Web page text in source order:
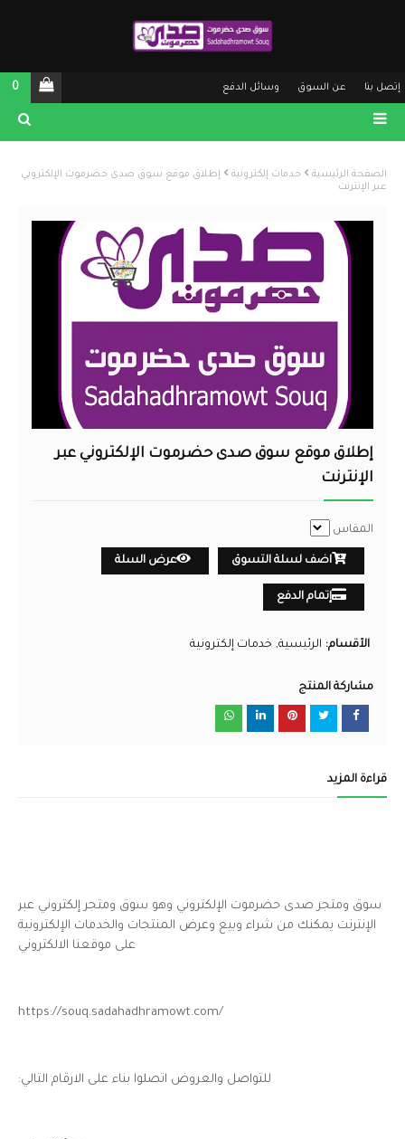
إتصل بنا عن السوق وسائل الدفع 0
الصفحة الرئيسية خدمات إلكترونية
إطلاق موقع سوق صدى حضرموت الإلكتروني
عبر الإنترنت
إطلاق موقع سوق صدى حضرموت الإلكتروني عبر
الإنترنت
المقاس
اضف لسلة التسوق عرض السلة
إتمام الدفع
الأقسام: الرئيسية خدمات إلكترونية
مشاركة المنتج
قراءة المزيد
سوق ومتجر صدى حضرموت الإلكتروني وهو سوق ومتجر إلكتروني عبر
الإنترنت يمكنك من شراء وبيع وعرض المنتجات والخدمات الإلكترونية
على موقعنا الالكتروني
https://souq.sadahadhramowt.com/
للتواصل والعروض اتصلوا بناء على الارقام التالي: